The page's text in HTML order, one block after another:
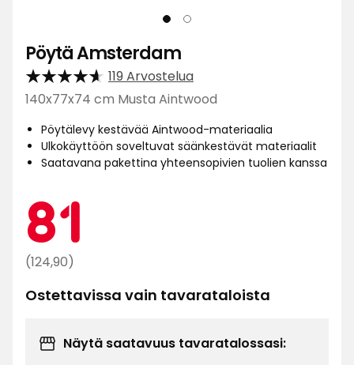
Pöytä Amsterdam
119 Arvostelua
140x77x74 cm Musta Aintwood
Pöytälevy kestävää Aintwood-materiaalia
Ulkokäyttöön soveltuvat säänkestävät materiaalit
Saatavana pakettina yhteensopivien tuolien kanssa
81
€
Normaali
124,90
(124,90)
Ostettavissa vain tavarataloista
Näytä saatavuus tavaratalossasi: